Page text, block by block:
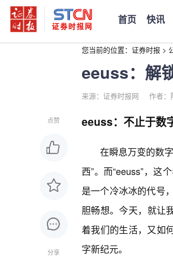
首页 快讯
您当前的位置： 证券时报 >
eeuss：解
来源：证券时报网 作者：
点赞
分享
eeuss：不止于数
在瞬息万变的数
西”。而“eeuss”，这
是一个冷冰冰的代号
胆畅想。今天，就让
着我们的生活，又如
字新纪元。